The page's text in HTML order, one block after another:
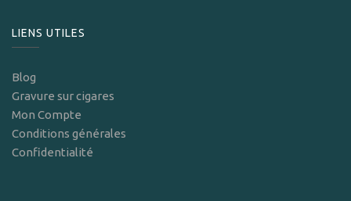
LIENS UTILES
Blog
Gravure sur cigares
Mon Compte
Conditions générales
Confidentialité